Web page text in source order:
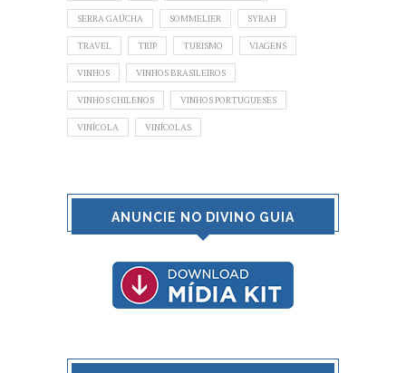
SERRA GAÚCHA SOMMELIER SYRAH
TRAVEL TRIP TURISMO VIAGENS
VINHOS VINHOS BRASILEIROS
VINHOS CHILENOS VINHOS PORTUGUESES
VINÍCOLA VINÍCOLAS
ANUNCIE NO DIVINO GUIA